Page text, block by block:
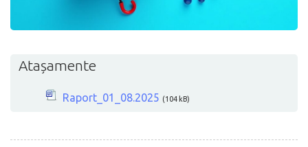
Atașamente
Raport_01_08.2025 (104 kB)